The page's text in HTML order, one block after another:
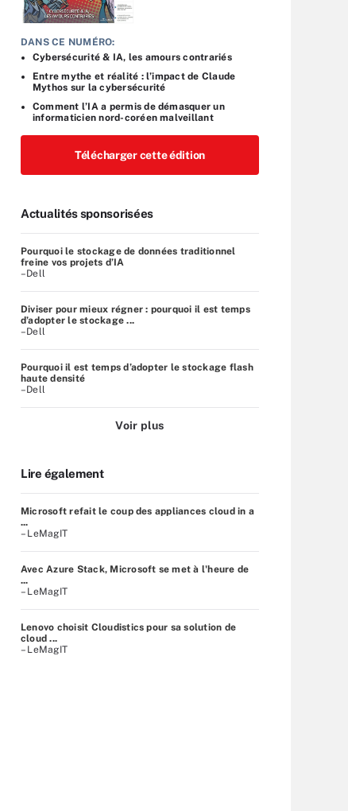
DANS CE NUMÉRO:
Cybersécurité & IA, les amours contrariés
Entre mythe et réalité : l’impact de Claude
Mythos sur la cybersécurité
Comment l’IA a permis de démasquer un
informaticien nord-coréen malveillant
Télécharger cette édition
Actualités sponsorisées
Pourquoi le stockage de données traditionnel
freine vos projets d’IA
–Dell
Diviser pour mieux régner : pourquoi il est temps
d’adopter le stockage ...
–Dell
Pourquoi il est temps d’adopter le stockage flash
haute densité
–Dell
Voir plus
Lire également
Microsoft refait le coup des appliances cloud in a
...
– LeMagIT
Avec Azure Stack, Microsoft se met à l'heure de
...
– LeMagIT
Lenovo choisit Cloudistics pour sa solution de
cloud ...
– LeMagIT